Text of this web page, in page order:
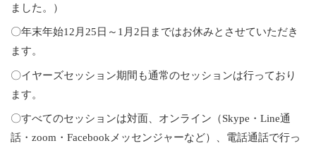
ました。）
〇年末年始12月25日～1月2日まではお休みとさせていただき
ます。
〇イヤーズセッション期間も通常のセッションは行っており
ます。
〇すべてのセッションは対面、オンライン（Skype・Line通
話・zoom・Facebookメッセンジャーなど）、電話通話で行っ